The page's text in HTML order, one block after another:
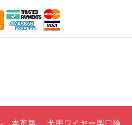
本革製 犬用ワイヤー製口輪